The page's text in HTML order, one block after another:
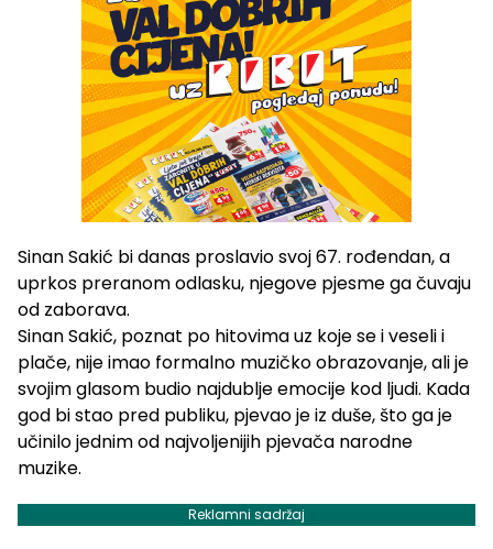
Sinan Sakić bi danas proslavio svoj 67. rođendan, a
uprkos preranom odlasku, njegove pjesme ga čuvaju
od zaborava.
Sinan Sakić, poznat po hitovima uz koje se i veseli i
plače, nije imao formalno muzičko obrazovanje, ali je
svojim glasom budio najdublje emocije kod ljudi. Kada
god bi stao pred publiku, pjevao je iz duše, što ga je
učinilo jednim od najvoljenijih pjevača narodne
muzike.
Reklamni sadržaj